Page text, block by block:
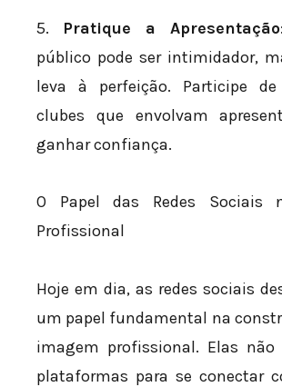
5. Pratique a Apresentação
público pode ser intimidador,
leva à perfeição. Participe
clubes que envolvam
ganhar confiança.
O Papel das Redes Sociais
Profissional
Hoje em dia, as redes sociais
um papel fundamental na
imagem profissional. Elas não
plataformas para se conectar